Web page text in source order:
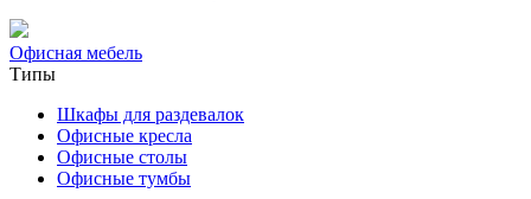
Офисная мебель
Типы
Шкафы для раздевалок
Офисные кресла
Офисные столы
Офисные тумбы